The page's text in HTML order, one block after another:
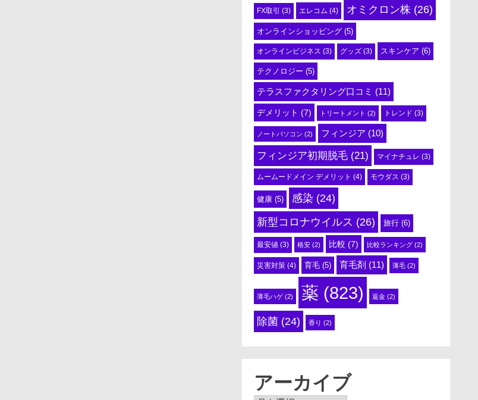
FX取引 (3) エレコム (4) オミクロン株 (26)
オンラインショッピング (5)
オンラインビジネス (3) グッズ (3) スキンケア (6)
テクノロジー (5)
テラスファクタリング口コミ (11)
デメリット (7) トリートメント (2) トレンド (3)
ノートパソコン (2) フィンジア (10)
フィンジア初期脱毛 (21) マイナチュレ (3)
ムームードメイン デメリット (4) モウダス (3)
健康 (5) 感染 (24)
新型コロナウイルス (26) 旅行 (6)
最安値 (3) 格安 (2) 比較 (7) 比較ランキング (2)
災害対策 (4) 育毛 (5) 育毛剤 (11) 薄毛 (2)
薄毛ハゲ(2) 薬 (823) 返金 (2)
除菌 (24) 香り (2)
アーカイブ